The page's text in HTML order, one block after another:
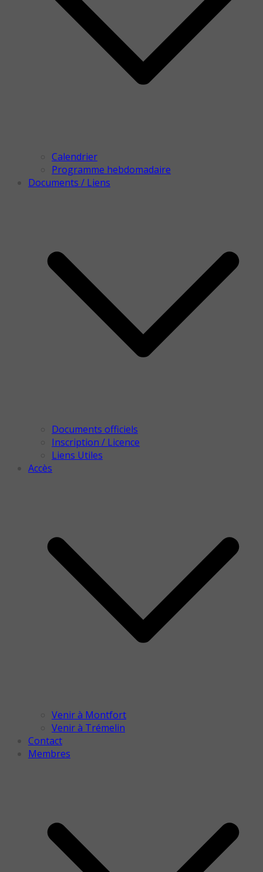
Calendrier
Programme hebdomadaire
Documents / Liens
Documents officiels
Inscription / Licence
Liens Utiles
Accès
Venir à Montfort
Venir à Trémelin
Contact
Membres